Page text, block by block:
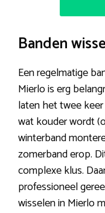
Banden
Een regelmatige
Mierlo is erg
laten het twee
wat kouder wordt
winterband
zomerband erop.
complexe klus.
professioneel
wisselen in Mierlo